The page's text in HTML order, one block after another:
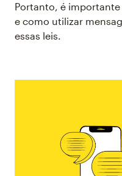
Portanto, é importante
e como utilizar
essas leis.